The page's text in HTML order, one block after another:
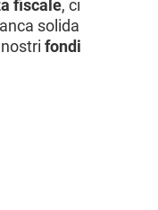
fiscale, ci
solida
fondi